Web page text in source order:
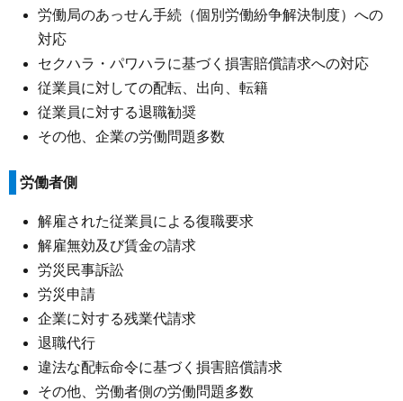
労働局のあっせん手続（個別労働紛争解決制度）への
対応
セクハラ・パワハラに基づく損害賠償請求への対応
従業員に対しての配転、出向、転籍
従業員に対する退職勧奨
その他、企業の労働問題多数
労働者側
解雇された従業員による復職要求
解雇無効及び賃金の請求
労災民事訴訟
労災申請
企業に対する残業代請求
退職代行
違法な配転命令に基づく損害賠償請求
その他、労働者側の労働問題多数